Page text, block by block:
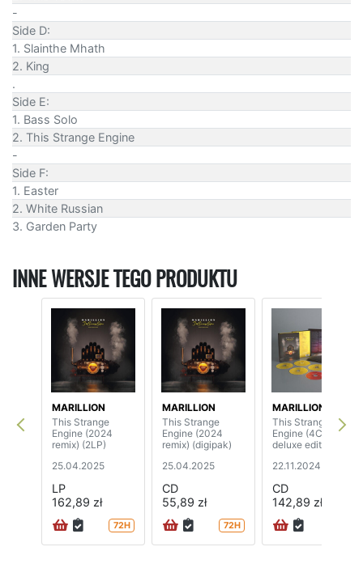
-
Side D:
1. Slainthe Mhath
2. King
.
Side E:
1. Bass Solo
2. This Strange Engine
-
Side F:
1. Easter
2. White Russian
3. Garden Party
INNE WERSJE TEGO PRODUKTU
MARILLION
This Strange
Engine (2024
remix) (2LP)
25.04.2025
LP
162,89 zł
72H
MARILLION
This Strange
Engine (2024
remix) (digipak)
25.04.2025
CD
55,89 zł
72H
MARILLION
This Strange
Engine (4CD+BD
deluxe edition)
22.11.2024
CD
142,89 zł